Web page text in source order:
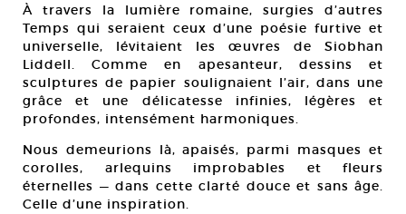
À travers la lumière romaine, surgies d’autres
Temps qui seraient ceux d’une poésie furtive et
universelle, lévitaient les œuvres de Siobhan
Liddell. Comme en apesanteur, dessins et
sculptures de papier soulignaient l’air, dans une
grâce et une délicatesse infinies, légères et
profondes, intensément harmoniques.
Nous demeurions là, apaisés, parmi masques et
corolles, arlequins improbables et fleurs
éternelles — dans cette clarté douce et sans âge.
Celle d’une inspiration.